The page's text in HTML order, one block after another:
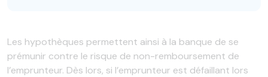
Les hypothèques permettent ainsi à la banque de se
prémunir contre le risque de non-remboursement de
l’emprunteur. Dès lors, si l’emprunteur est défaillant lors